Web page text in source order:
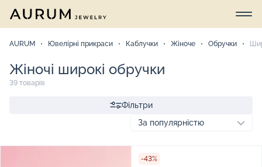
AURUM Ювелірні прикраси Каблучки Жіноче Обручки
Жіночі широкі обручки
39 товарів
Фільтри
-43%